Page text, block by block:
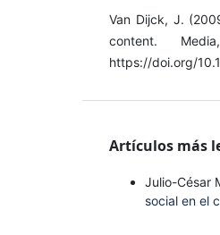
Van Dijck, J.
content.
https://doi.org/
Artículos más
Julio-César
social en el